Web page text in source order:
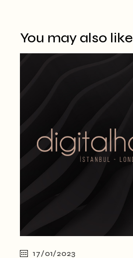
You may also like
17/01/2023